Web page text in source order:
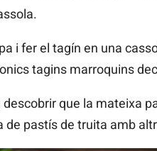
i fer el tagín en una
tagins marroquins
que la mateixa
de pastís de truita amb